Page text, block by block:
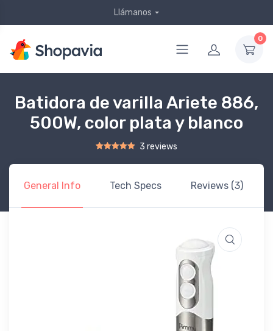
Llámanos
0
Batidora de varilla Ariete 886,
500W, color plata y blanco
Rated5.00out of 5 based on
2 customer ratings
3 reviews
General Info Tech Specs Reviews (3)